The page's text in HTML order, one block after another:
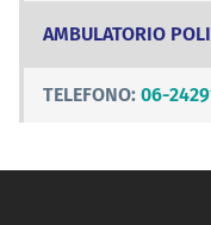
AMBULATORIO
TELEFONO: 06-